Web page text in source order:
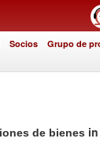
Socios Grupo de
de bienes